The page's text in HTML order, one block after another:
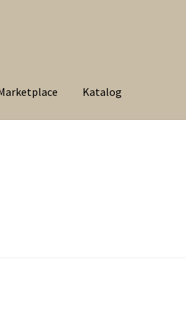
Katalog